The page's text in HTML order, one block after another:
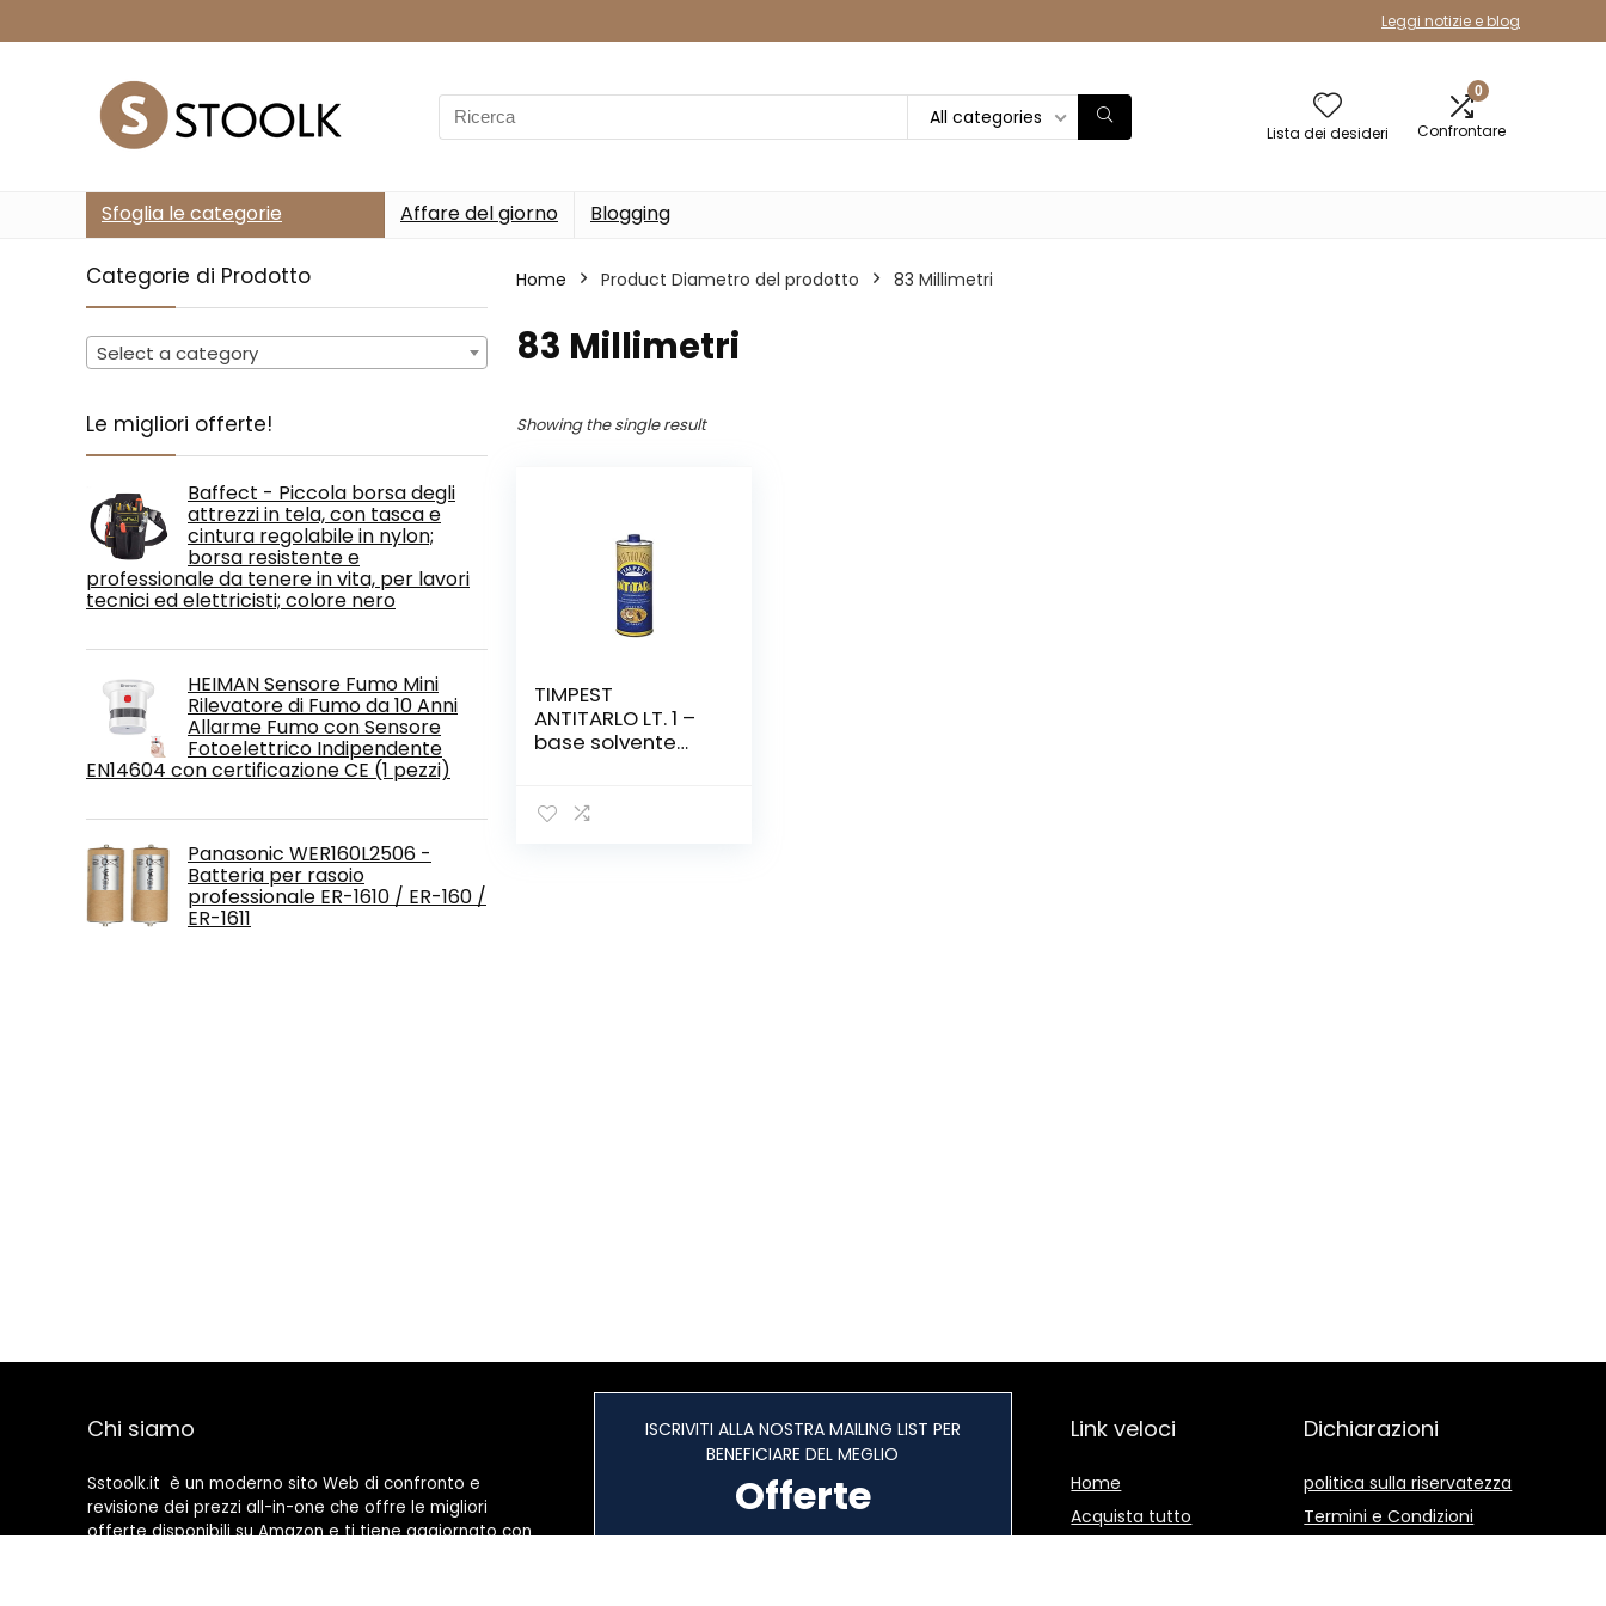
Leggi notizie e blog
Search
for:
All categories
Lista dei desideri
0
Confrontare
Sfoglia le categorie Affare del giorno Blogging
Categorie di Prodotto
Select a category
Le migliori offerte!
Baffect - Piccola borsa degli
attrezzi in tela, con tasca e
cintura regolabile in nylon;
borsa resistente e
professionale da tenere in vita, per lavori
tecnici ed elettricisti; colore nero
HEIMAN Sensore Fumo Mini
Rilevatore di Fumo da 10 Anni
Allarme Fumo con Sensore
Fotoelettrico Indipendente
EN14604 con certificazione CE (1 pezzi)
Panasonic WER160L2506 -
Batteria per rasoio
professionale ER-1610 / ER-160 /
ER-1611
Home Product Diametro del prodotto ‎83 Millimetri
‎83 Millimetri
Showing the single result
TIMPEST
ANTITARLO LT. 1 –
base solvente
parassiti del
Chi siamo
Sstoolk.it è un moderno sito Web di confronto e
revisione dei prezzi all-in-one che offre le migliori
offerte disponibili su Amazon e ti tiene aggiornato con
ISCRIVITI ALLA NOSTRA MAILING LIST PER
BENEFICIARE DEL MEGLIO
Offerte
Link veloci
Home
Acquista tutto
Dichiarazioni
politica sulla riservatezza
Termini e Condizioni